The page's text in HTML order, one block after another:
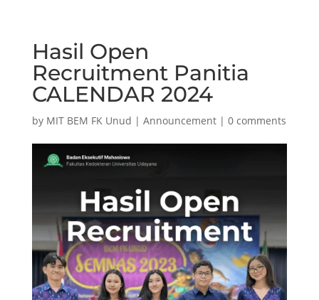
Hasil Open
Recruitment Panitia
CALENDAR 2024
by MIT BEM FK Unud | Announcement| 0 comments